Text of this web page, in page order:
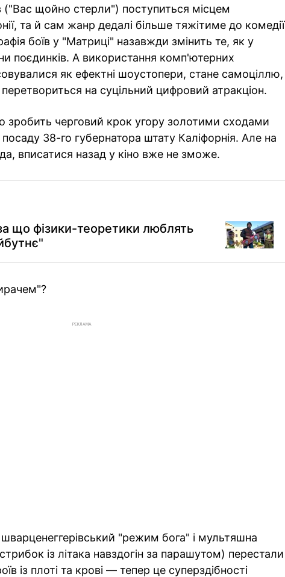
("Вас щойно стерли") поступиться місцем
та й сам жанр дедалі більше тяжітиме до комедії
боїв у "Матриці" назавжди змінить те, як у
поєдинків. А використання комп'ютерних
як ефектні шоустопери, стане самоціллю,
на суцільний цифровий атракціон.
черговий крок угору золотими сходами
38-го губернатора штату Каліфорнія. Але на
вписатися назад у кіно вже не зможе.
що фізики-теоретики люблять
РЕКЛАМА
"режим бога" і мультяшна
із літака навздогін за парашутом) перестали
із плоті та крові — тепер це суперздібності